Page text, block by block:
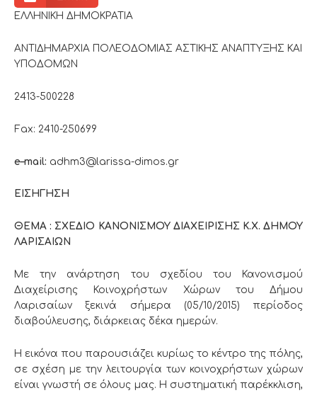
ΕΛΛΗΝΙΚΗ ΔΗΜΟΚΡΑΤΙΑ
ΑΝΤΙΔΗΜΑΡΧΙΑ ΠΟΛΕΟΔΟΜΙΑΣ ΑΣΤΙΚΗΣ ΑΝΑΠΤΥΞΗΣ ΚΑΙ
ΥΠΟΔΟΜΩΝ
2413-500228
Fax: 2410-250699
e–mail: adhm3@larissa-dimos.gr
ΕΙΣΗΓΗΣΗ
ΘΕΜΑ : ΣΧΕΔΙΟ ΚΑΝΟΝΙΣΜΟΥ ΔΙΑΧΕΙΡΙΣΗΣ Κ.Χ. ΔΗΜΟΥ
ΛΑΡΙΣΑΙΩΝ
Με την ανάρτηση του σχεδίου του Κανονισμού
Διαχείρισης Κοινοχρήστων Χώρων του Δήμου
Λαρισαίων ξεκινά σήμερα (05/10/2015) περίοδος
διαβούλευσης, διάρκειας δέκα ημερών.
Η εικόνα που παρουσιάζει κυρίως το κέντρο της πόλης,
σε σχέση με την λειτουργία των κοινοχρήστων χώρων
είναι γνωστή σε όλους μας. Η συστηματική παρέκκλιση,